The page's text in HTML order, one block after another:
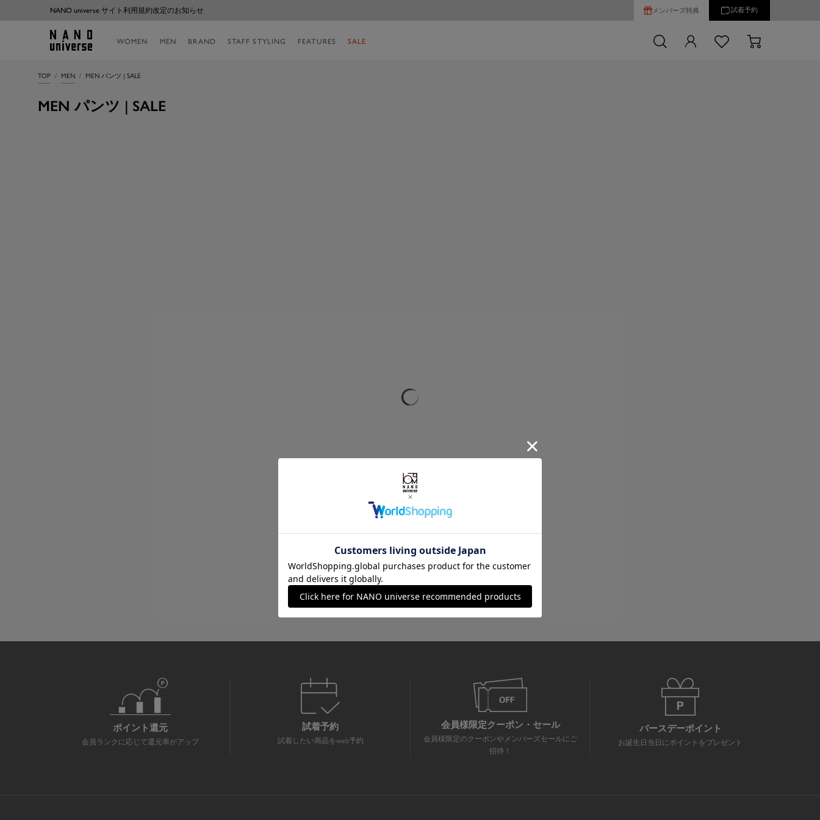
NANO universe サイト利用規約改定のお知らせ メンバーズ特典 試着予約
WOMEN MEN BRAND STAFF STYLING FEATURES SALE
NANO
universe
TOP MEN MEN パンツ | SALE
MEN パンツ | SALE
ポイント還元
会員ランクに応じて還元率がアップ
試着予約
試着したい商品をweb予約
会員様限定クーポン・セール
会員様限定のクーポンやメンバーズセールにご
招待！
バースデーポイント
お誕生日当日にポイントをプレゼント